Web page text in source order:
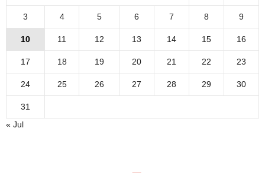
3 4 5 6 7 8 9
10 11 12 13 14 15 16
17 18 19 20 21 22 23
24 25 26 27 28 29 30
31
« Jul